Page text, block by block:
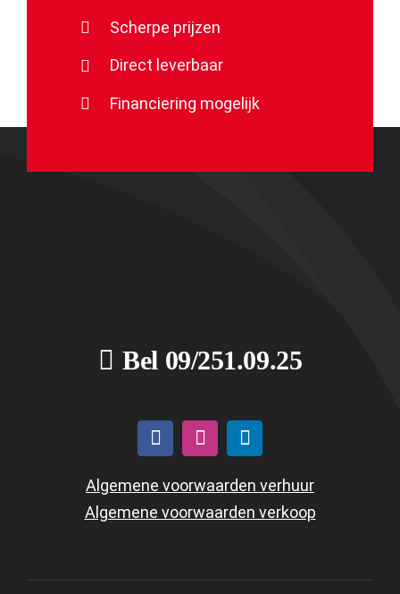
Scherpe prijzen
Direct leverbaar
Financiering mogelijk
Bel 09/251.09.25
Algemene voorwaarden verhuur
Algemene voorwaarden verkoop